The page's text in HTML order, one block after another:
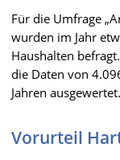
Für die Umfrage
wurden im Jahr
Haushalten
die Daten von
Jahren ausgewertet.
Vorurteil